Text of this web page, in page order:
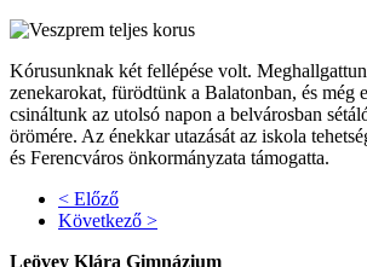
Kórusunknak két fellépése volt.
zenekarokat, fürödtünk a Balatonban, és még
csináltunk az utolsó napon a belvárosban
örömére. Az énekkar utazását az iskola
és Ferencváros önkormányzata támogatta.
< Előző
Következő >
Leövey Klára Gimnázium